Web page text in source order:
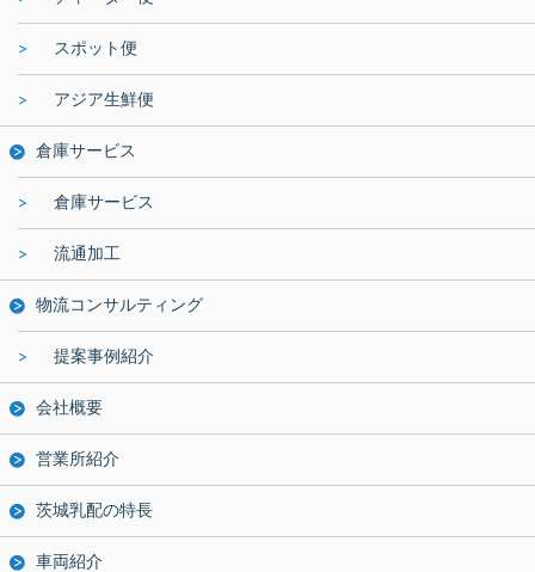
スポット便
アジア生鮮便
倉庫サービス
倉庫サービス
流通加工
物流コンサルティング
提案事例紹介
会社概要
営業所紹介
茨城乳配の特長
車両紹介